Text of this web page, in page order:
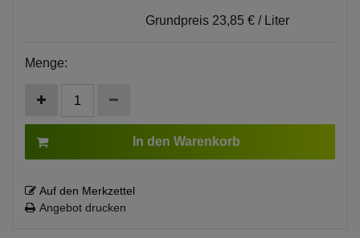
Grundpreis 23,85 € / Liter
Menge:
In den Warenkorb
Auf den Merkzettel
Angebot drucken